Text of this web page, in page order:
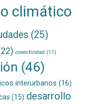
climático
(25)
conectividad (11)
(46)
interurbanos (16)
(15) desarrollo